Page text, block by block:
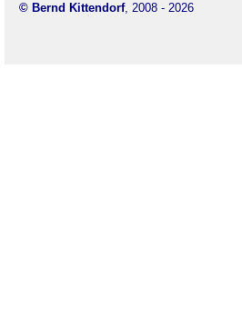
© Bernd Kittendorf, 2008 - 2026